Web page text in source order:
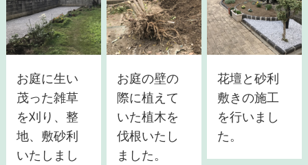
お庭に生い
茂った雑草
を刈り、整
地、敷砂利
いたしまし
お庭の壁の
際に植えて
いた植木を
伐根いたし
ました。
花壇と砂利
敷きの施工
を行いまし
た。